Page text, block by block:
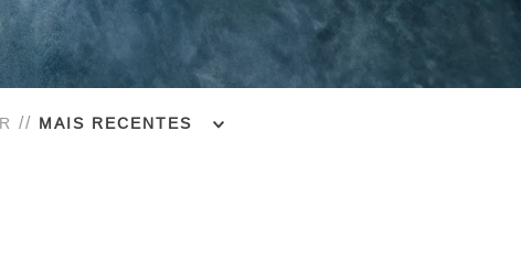
MAIS RECENTES